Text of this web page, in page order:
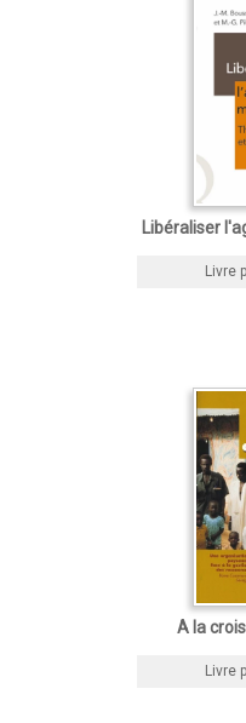
Libéraliser
Livre
A la
Livre